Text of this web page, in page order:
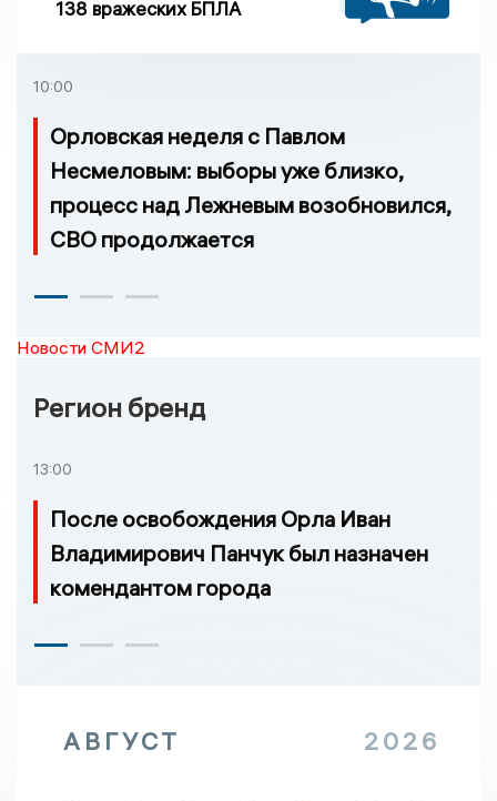
138 вражеских БПЛА
10:00
Орловская неделя с Павлом
Несмеловым: выборы уже близко,
процесс над Лежневым возобновился,
СВО продолжается
Новости СМИ2
Регион бренд
13:00
После освобождения Орла Иван
Владимирович Панчук был назначен
комендантом города
АВГУСТ 2026